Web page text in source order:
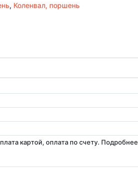
, Коленвал, поршень
картой, оплата по счету. Подробнее